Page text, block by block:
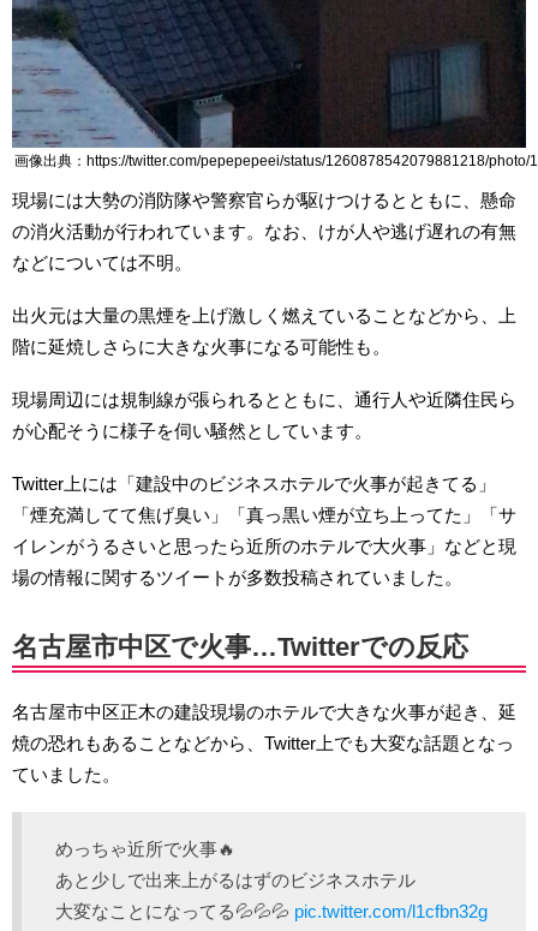
画像出典：https://twitter.com/pepepepeei/status/1260878542079881218/photo/1
現場には大勢の消防隊や警察官らが駆けつけるとともに、懸命
の消火活動が行われています。なお、けが人や逃げ遅れの有無
などについては不明。
出火元は大量の黒煙を上げ激しく燃えていることなどから、上
階に延焼しさらに大きな火事になる可能性も。
現場周辺には規制線が張られるとともに、通行人や近隣住民ら
が心配そうに様子を伺い騒然としています。
Twitter上には「建設中のビジネスホテルで火事が起きてる」
「煙充満してて焦げ臭い」「真っ黒い煙が立ち上ってた」「サ
イレンがうるさいと思ったら近所のホテルで大火事」などと現
場の情報に関するツイートが多数投稿されていました。
名古屋市中区で火事…Twitterでの反応
名古屋市中区正木の建設現場のホテルで大きな火事が起き、延
焼の恐れもあることなどから、Twitter上でも大変な話題となっ
ていました。
めっちゃ近所で火事🔥
あと少しで出来上がるはずのビジネスホテル
大変なことになってる💦💦💦 pic.twitter.com/l1cfbn32g